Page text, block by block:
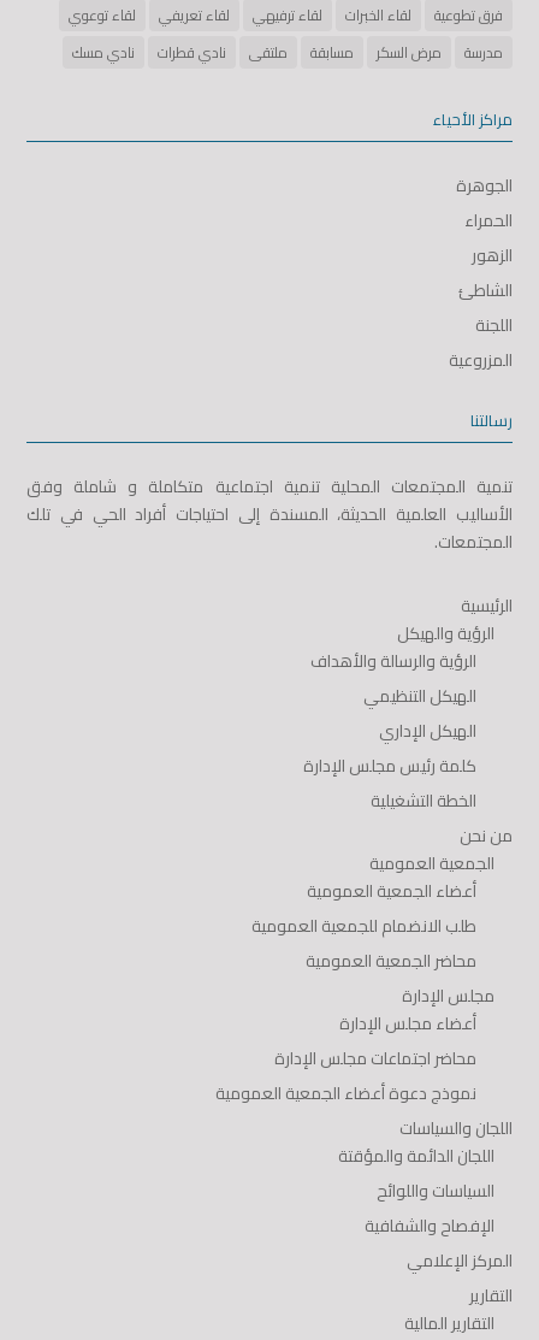
فرق تطوعية
لقاء الخبرات لقاء ترفيهي لقاء تعريفي
لقاء توعوي
مدرسة
مرض السكر مسابقة ملتقى نادي قطرات نادي مسك
مراكز الأحياء
الجوهرة
الحمراء
الزهور
الشاطئ
اللجنة
المزروعية
رسالتنا
تنمية المجتمعات المحلية تنمية اجتماعية متكاملة و شاملة وفق
الأساليب العلمية الحديثة، المسندة إلى احتياجات أفراد الحي في تلك
المجتمعات.
الرئيسية
الرؤية والهيكل
الرؤية والرسالة والأهداف
الهيكل التنظيمي
الهيكل الإداري
كلمة رئيس مجلس الإدارة
الخطة التشغيلية
من نحن
الجمعية العمومية
أعضاء الجمعية العمومية
طلب الانضمام للجمعية العمومية
محاضر الجمعية العمومية
مجلس الإدارة
أعضاء مجلس الإدارة
محاضر اجتماعات مجلس الإدارة
نموذج دعوة أعضاء الجمعية العمومية
اللجان والسياسات
اللجان الدائمة والمؤقتة
السياسات واللوائح
الإفصاح والشفافية
المركز الإعلامي
التقارير
التقارير المالية